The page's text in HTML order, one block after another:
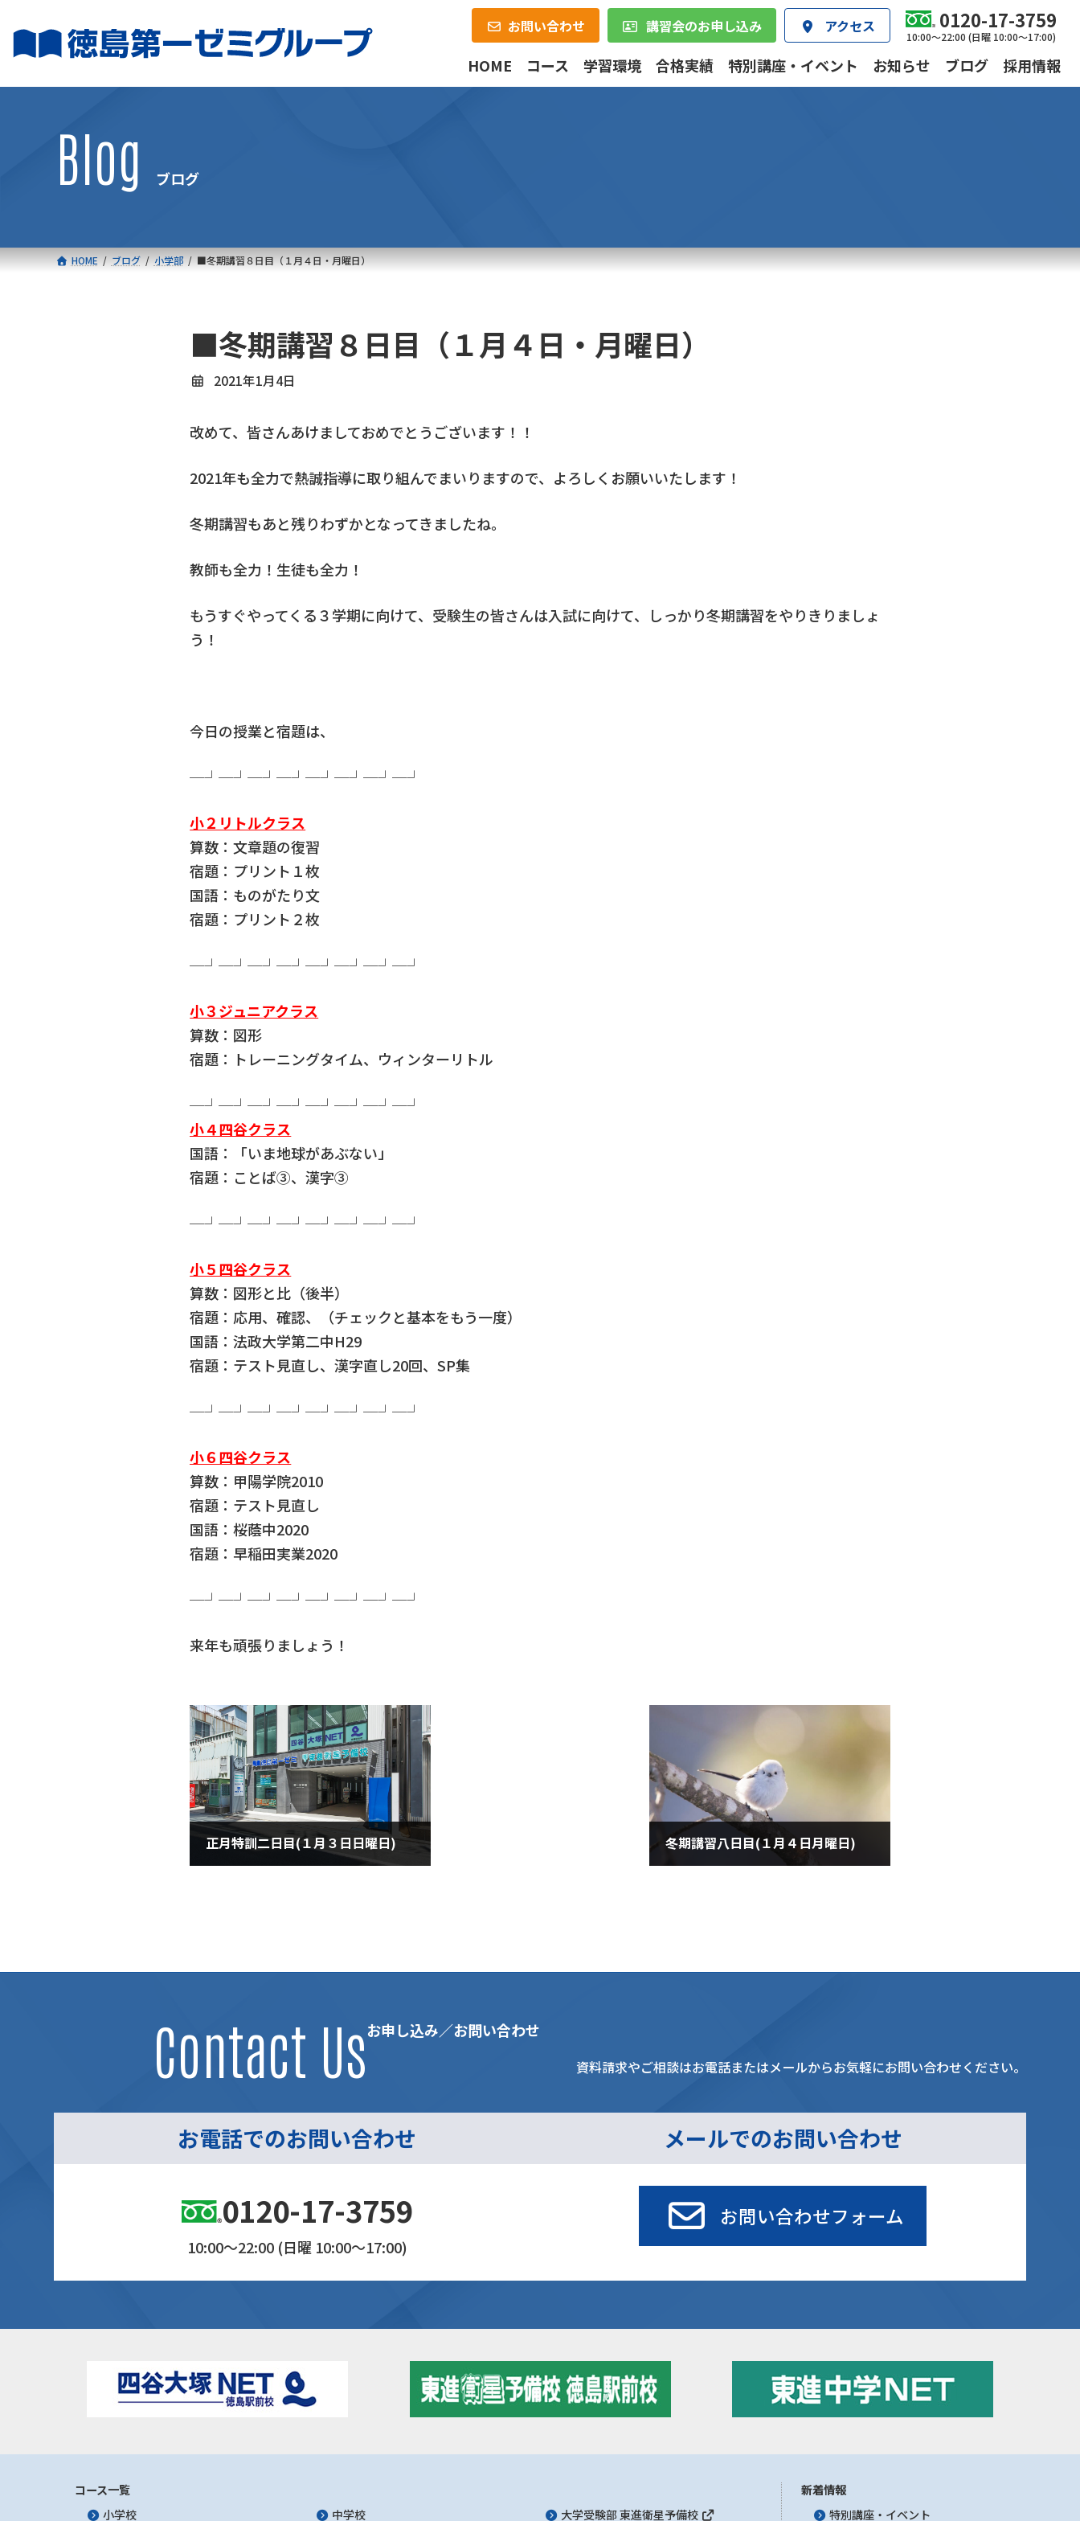
ン
テ
ビ
ゲ
お問い合わせ 講習会のお申し込み アクセス 0120-17-3759
10:00～22:00 (日曜 10:00～17:00)
HOME コース 学習環境 合格実績 特別講座・イベント お知らせ ブログ 採用情報
Blog ブログ
HOME ブログ 小学部 ■冬期講習８日目（１月４日・月曜日）
■冬期講習８日目（１月４日・月曜日）
2021年1月4日
改めて、皆さんあけましておめでとうございます！！
2021年も全力で熱誠指導に取り組んでまいりますので、よろしくお願いいたします！
冬期講習もあと残りわずかとなってきましたね。
教師も全力！生徒も全力！
もうすぐやってくる３学期に向けて、受験生の皆さんは入試に向けて、しっかり冬期講習をやりきりましょ
う！
今日の授業と宿題は、
─┘─┘─┘─┘─┘─┘─┘─┘
小２リトルクラス
算数：文章題の復習
宿題：プリント１枚
国語：ものがたり文
宿題：プリント２枚
─┘─┘─┘─┘─┘─┘─┘─┘
小３ジュニアクラス
算数：図形
宿題：トレーニングタイム、ウィンターリトル
─┘─┘─┘─┘─┘─┘─┘─┘
小４四谷クラス
国語：「いま地球があぶない」
宿題：ことば③、漢字③
─┘─┘─┘─┘─┘─┘─┘─┘
小５四谷クラス
算数：図形と比（後半）
宿題：応用、確認、（チェックと基本をもう一度）
国語：法政大学第二中H29
宿題：テスト見直し、漢字直し20回、SP集
─┘─┘─┘─┘─┘─┘─┘─┘
小６四谷クラス
算数：甲陽学院2010
宿題：テスト見直し
国語：桜蔭中2020
宿題：早稲田実業2020
─┘─┘─┘─┘─┘─┘─┘─┘
来年も頑張りましょう！
正月特訓二日目(１月３日日曜日) 冬期講習八日目(１月４日月曜日)
お申し込み／お問い合わせ
Contact Us 資料請求やご相談はお電話またはメールからお気軽にお問い合わせください。
お電話でのお問い合わせ
0120-17-3759
10:00～22:00 (日曜 10:00～17:00)
メールでのお問い合わせ
お問い合わせフォーム
コース一覧
小学校
中学校 大学受験部 東進衛星予備校
新着情報
特別講座・イベント